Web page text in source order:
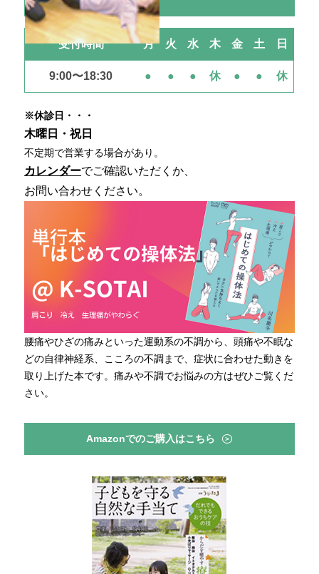
受付時間 月 火 水 木 金 土 日
9:00〜18:30 ● ● ● 休 ● ● 休
※休診日・・・
木曜日・祝日
不定期で営業する場合があり。
カレンダーでご確認いただくか、
お問い合わせください。
腰痛やひざの痛みといった運動系の不調から、頭痛や不眠な
どの自律神経系、こころの不調まで、症状に合わせた動きを
取り上げた本です。痛みや不調でお悩みの方はぜひご覧くだ
さい。
Amazonでのご購入はこちら >